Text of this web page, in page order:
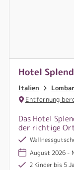
Hotel
Italien
Entfernung
Das Hotel
der richtige
Gardasee zu
Verbindung
dem
verwöhnen.
Wellnessgutschein
August 2026 -
2 Kinder bis 5